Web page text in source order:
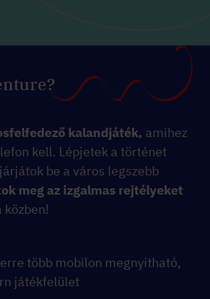
kalandjáték, amihez
kell. Lépjetek a történet
be a város legszebb
meg az izgalmas rejtélyeket
közben!
több mobilon megnyitható,
játékfelület